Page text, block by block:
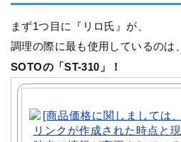
まず1つ目に『リロ氏』が、
調理の際に最も使用しているのは、
SOTOの「ST-310」！